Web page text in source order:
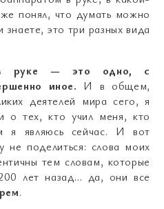
понял, что думать можно
знаете, это три разных вида
руке — это одно, с
иное. И в общем,
деятелей мира сего, я
о тех, кто учил меня, кто
я являюсь сейчас. И вот
не поделиться: слова моих
тем словам, которые
лет назад… да, они все
.